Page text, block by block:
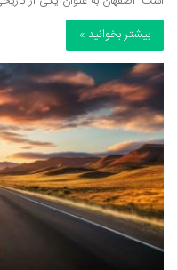
بیشتر بخوانید »